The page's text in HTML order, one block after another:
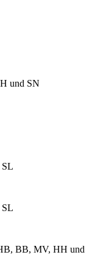
und SN
SL
SL
BB, MV, HH und